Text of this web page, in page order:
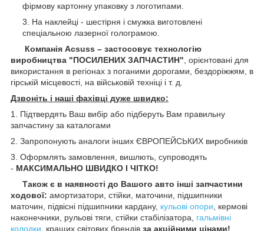
фірмову картонну упаковку з логотипами.
На наклейці - шестірня і смужка виготовлені
спеціальною лазерної голограмою.
Компанія Acsuss – застосовує технологію
виробництва "ПОСИЛЕНИХ ЗАПЧАСТИН" , орієнтовані для
використання в регіонах з поганими дорогами, бездоріжжям, в
гірській місцевості, на військовій техніці і т. д.
Дзвоніть і наші фахівці дуже швидко:
1. Підтвердять Ваш вибір або підберуть Вам правильну
запчастину за каталогами
2. Запропонують аналоги інших ЄВРОПЕЙСЬКИХ виробників
3. Оформлять замовлення, вишлють, супроводять
- МАКСИМАЛЬНО ШВИДКО І ЧІТКО!
Також є в наявності до Вашого авто інші запчастини
ходової: амортизатори, стійки, маточини, підшипники
маточин, підвісні підшипники кардану, кульові опори , кермові
наконечники, рульові тяги, стійки стабілізатора, гальмівні
колодки , кращих світових брендів за акційними цінами!